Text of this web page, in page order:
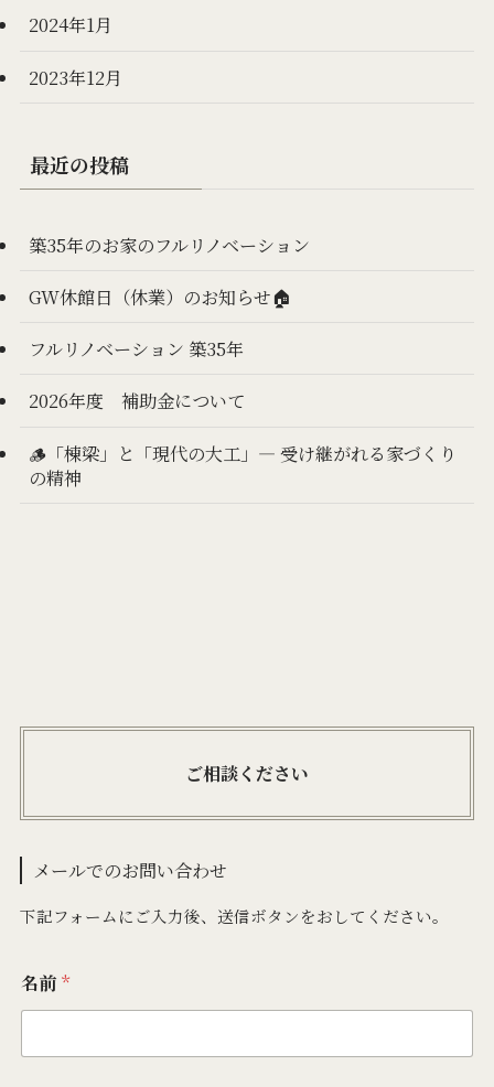
2024年1月
2023年12月
最近の投稿
築35年のお家のフルリノベーション
GW休館日（休業）のお知らせ🏠
フルリノベーション 築35年
2026年度 補助金について
🪵「棟梁」と「現代の大工」— 受け継がれる家づくり
の精神
ご相談ください
メールでのお問い合わせ
下記フォームにご入力後、送信ボタンをおしてください。
名前 *